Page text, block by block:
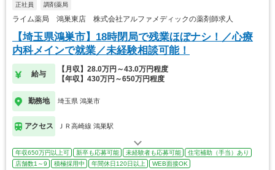
正社員 調剤薬局
ライム薬局 鴻巣東店 株式会社アルファメディックの薬剤師求人
【埼玉県鴻巣市】18時閉局で残業ほぼナシ！／心療
内科メインで就業／未経験相談可能！
給与
【月収】28.0万円～43.0万円程度
【年収】430万円～650万円程度
勤務地 埼玉県 鴻巣市
アクセス ＪＲ高崎線 鴻巣駅
年収650万円以上可 新卒も応募可能 未経験者も応募可能
住宅補助（手当）あり
店舗数1～9
積極採用中 年間休日120日以上 WEB面接OK